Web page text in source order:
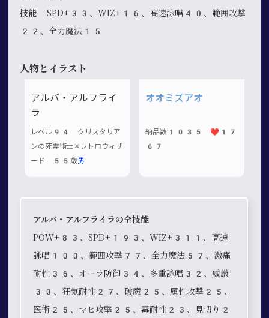
技能 SPD+33、WIZ+16、高速詠唱40、範囲攻撃
22、全力魔法15
人物とイラスト
アルバ・アルフライ
ラ
レベル94 クリスタリア
ンの死霊術士✕レトロウィザ
ード 55歳男
オオミズアオ
納品数1035 ❤️17
67
アルバ・アルフライラの全技能
POW+83、SPD+193、WIZ+311、高速
詠唱100、範囲攻撃77、全力魔法57、激痛
耐性36、オーラ防御34、多重詠唱32、威厳
30、狂気耐性27、破魔25、属性攻撃25、
医術25、マヒ攻撃25、毒耐性23、見切り2